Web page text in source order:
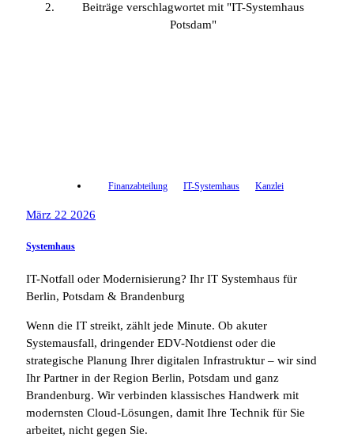
Beiträge verschlagwortet mit "IT-Systemhaus
Potsdam"
Finanzabteilung IT-Systemhaus Kanzlei
März 22 2026
Systemhaus
IT-Notfall oder Modernisierung? Ihr IT Systemhaus für
Berlin, Potsdam & Brandenburg
Wenn die IT streikt, zählt jede Minute. Ob akuter
Systemausfall, dringender EDV-Notdienst oder die
strategische Planung Ihrer digitalen Infrastruktur – wir sind
Ihr Partner in der Region Berlin, Potsdam und ganz
Brandenburg. Wir verbinden klassisches Handwerk mit
modernsten Cloud-Lösungen, damit Ihre Technik für Sie
arbeitet, nicht gegen Sie.